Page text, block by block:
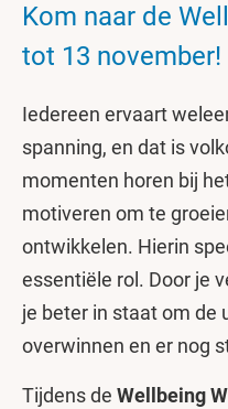
Kom naar de
tot 13 november!
Iedereen ervaart
spanning, en dat is
momenten horen bij
motiveren om te
ontwikkelen. Hierin
essentiële rol. Door je
je beter in staat om de
overwinnen en er nog
Tijdens de Wellbeing